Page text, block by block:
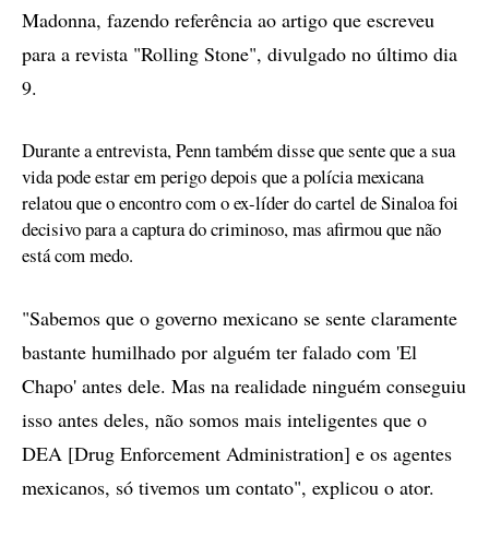
Madonna, fazendo referência ao artigo que escreveu
para a revista "Rolling Stone", divulgado no último dia
9.
Durante a entrevista, Penn também disse que sente que a sua
vida pode estar em perigo depois que a polícia mexicana
relatou que o encontro com o ex-líder do cartel de Sinaloa foi
decisivo para a captura do criminoso, mas afirmou que não
está com medo.
"Sabemos que o governo mexicano se sente claramente
bastante humilhado por alguém ter falado com 'El
Chapo' antes dele. Mas na realidade ninguém conseguiu
isso antes deles, não somos mais inteligentes que o
DEA [Drug Enforcement Administration] e os agentes
mexicanos, só tivemos um contato", explicou o ator.